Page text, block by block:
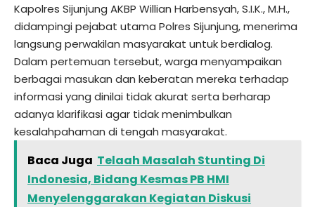
Kapolres Sijunjung AKBP Willian Harbensyah, S.I.K., M.H.,
didampingi pejabat utama Polres Sijunjung, menerima
langsung perwakilan masyarakat untuk berdialog.
Dalam pertemuan tersebut, warga menyampaikan
berbagai masukan dan keberatan mereka terhadap
informasi yang dinilai tidak akurat serta berharap
adanya klarifikasi agar tidak menimbulkan
kesalahpahaman di tengah masyarakat.
Baca Juga Telaah Masalah Stunting Di
Indonesia, Bidang Kesmas PB HMI
Menyelenggarakan Kegiatan Diskusi